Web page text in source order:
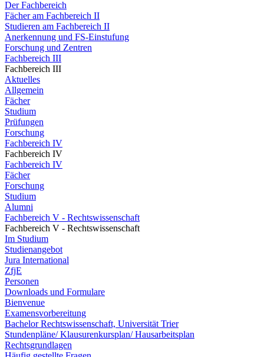
Der Fachbereich
Fächer am Fachbereich II
Studieren am Fachbereich II
Anerkennung und FS-Einstufung
Forschung und Zentren
Fachbereich III
Fachbereich III
Aktuelles
Allgemein
Fächer
Studium
Prüfungen
Forschung
Fachbereich IV
Fachbereich IV
Fachbereich IV
Fächer
Forschung
Studium
Alumni
Fachbereich V - Rechtswissenschaft
Fachbereich V - Rechtswissenschaft
Im Studium
Studienangebot
Jura International
ZfjE
Personen
Downloads und Formulare
Bienvenue
Examensvorbereitung
Bachelor Rechtswissenschaft, Universität Trier
Stundenpläne/ Klausurenkursplan/ Hausarbeitsplan
Rechtsgrundlagen